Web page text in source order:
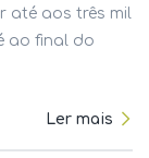
até aos três mil
ao final do
Ler mais